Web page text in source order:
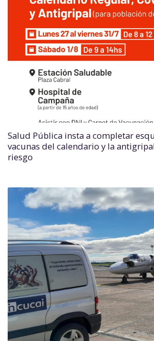
Salud Pública insta a completar
vacunas del calendario y la
riesgo